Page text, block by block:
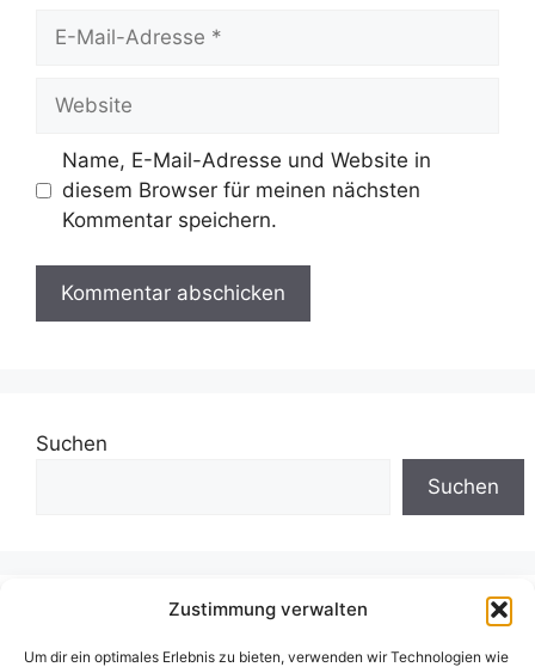
Zustimmung verwalten
Um dir ein optimales Erlebnis zu bieten, verwenden wir Technologien wie
Mail-
Name, E-Mail-Adresse und Website in
diesem Browser für meinen nächsten
Kommentar speichern.
Suchen
Suchen
Neueste Beiträge